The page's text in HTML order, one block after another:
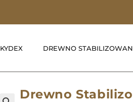
KYDEX DREWNO
Drewno